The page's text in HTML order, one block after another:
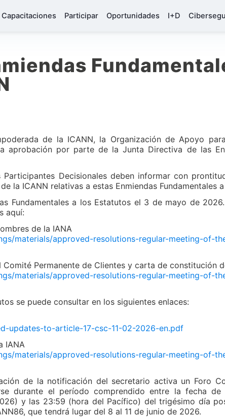
Capacitaciones Participar Oportunidades I+D
de la ICANN, la Organización de Apoyo
por parte de la Junta Directiva de las
Decisionales deben informar con
la ICANN relativas a estas Enmiendas Fundamentales
Fundamentales a los Estatutos el 3 de mayo de
aquí:
de la IANA
materials/approved-resolutions-regular-meeting-of-
Permanente de Clientes y carta de constitución
materials/approved-resolutions-regular-meeting-of-
se puede consultar en los siguientes enlaces:
updates-to-article-17-csc-11-02-2026-en.pdf
IANA
materials/approved-resolutions-regular-meeting-of-
de la notificación del secretario activa un Foro
durante el período comprendido entre la fecha
y las 23:59 (hora del Pacífico) del trigésimo día
que tendrá lugar del 8 al 11 de junio de 2026.